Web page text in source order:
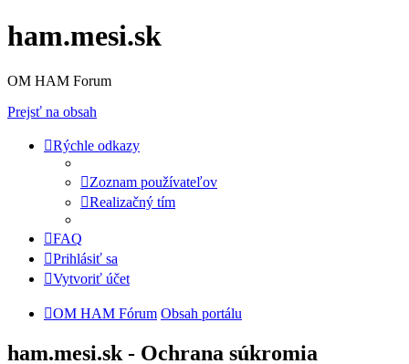
ham.mesi.sk
OM HAM Forum
Prejsť na obsah
Rýchle odkazy
Zoznam používateľov
Realizačný tím
FAQ
Prihlásiť sa
Vytvoriť účet
OM HAM Fórum Obsah portálu
ham.mesi.sk - Ochrana súkromia